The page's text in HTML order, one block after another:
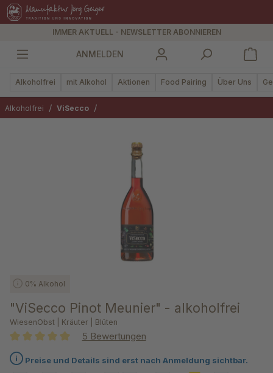
springen
IMMER AKTUELL - NEWSLETTER ABONNIEREN
ANMELDEN
Alkoholfrei mit Alkohol Aktionen Food Pairing Über Uns
Alkoholfrei / ViSecco /
0% Alkohol
"ViSecco Pinot Meunier" - alkoholfrei
WiesenObst | Kräuter | Blüten
Durchschnittliche Bewertung von 5 von 5 Sternen
5 Bewertungen
Preise und Details sind erst nach Anmeldung sichtbar.